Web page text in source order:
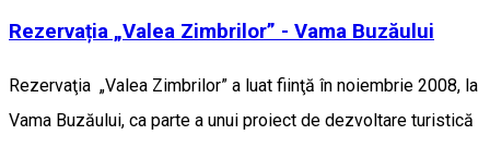
Rezervația „Valea Zimbrilor” - Vama Buzăului
Rezervaţia „Valea Zimbrilor” a luat fiinţă în noiembrie 2008, la
Vama Buzăului, ca parte a unui proiect de dezvoltare turistică